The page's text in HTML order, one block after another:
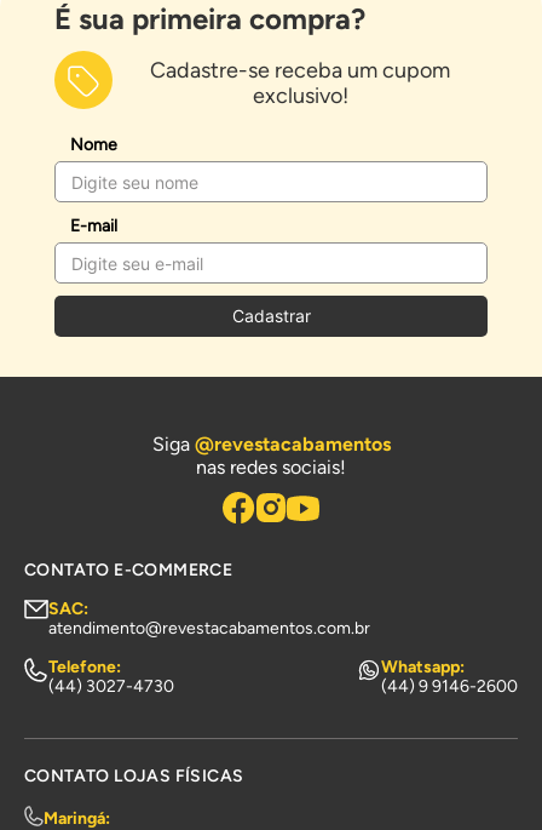
É sua primeira compra?
Cadastre-se receba um cupom
exclusivo!
Nome
E-mail
Cadastrar
Siga @revestacabamentos
nas redes sociais!
CONTATO E-COMMERCE
SAC:
atendimento@revestacabamentos.com.br
Telefone:
(44) 3027-4730
Whatsapp:
(44) 9 9146-2600
CONTATO LOJAS FÍSICAS
Maringá: